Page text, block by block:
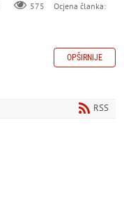
575
Ocjena članka:
OPŠIRNIJE
RSS